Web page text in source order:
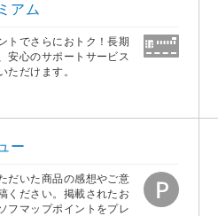
アム
トでさらにおトク！長期
安心のサポートサービス
ただけます。
ー
だいた商品の感想やご意
ください。掲載されたお
フマップポイントをプレ